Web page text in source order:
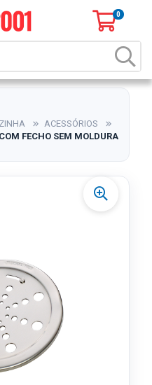
0
ACESSÓRIOS
FECHO SEM MOLDURA